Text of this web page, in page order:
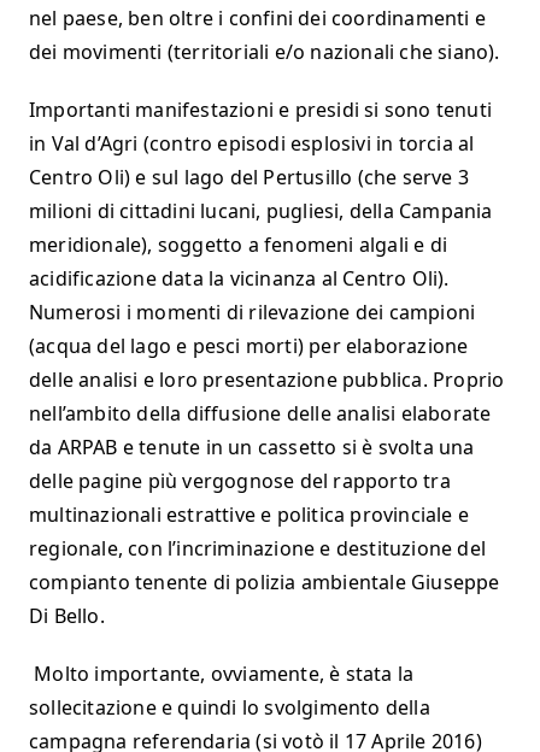
nel paese, ben oltre i confini dei coordinamenti e
dei movimenti (territoriali e/o nazionali che siano).
Importanti manifestazioni e presidi si sono tenuti
in Val d’Agri (contro episodi esplosivi in torcia al
Centro Oli) e sul lago del Pertusillo (che serve 3
milioni di cittadini lucani, pugliesi, della Campania
meridionale), soggetto a fenomeni algali e di
acidificazione data la vicinanza al Centro Oli).
Numerosi i momenti di rilevazione dei campioni
(acqua del lago e pesci morti) per elaborazione
delle analisi e loro presentazione pubblica. Proprio
nell’ambito della diffusione delle analisi elaborate
da ARPAB e tenute in un cassetto si è svolta una
delle pagine più vergognose del rapporto tra
multinazionali estrattive e politica provinciale e
regionale, con l’incriminazione e destituzione del
compianto tenente di polizia ambientale Giuseppe
Di Bello.
Molto importante, ovviamente, è stata la
sollecitazione e quindi lo svolgimento della
campagna referendaria (si votò il 17 Aprile 2016)